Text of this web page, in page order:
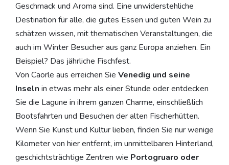
Geschmack und Aroma sind. Eine unwiderstehliche
Destination für alle, die gutes Essen und guten Wein zu
schätzen wissen, mit thematischen Veranstaltungen, die
auch im Winter Besucher aus ganz Europa anziehen. Ein
Beispiel? Das jährliche Fischfest.
Von Caorle aus erreichen Sie Venedig und seine
Inseln in etwas mehr als einer Stunde oder entdecken
Sie die Lagune in ihrem ganzen Charme, einschließlich
Bootsfahrten und Besuchen der alten Fischerhütten.
Wenn Sie Kunst und Kultur lieben, finden Sie nur wenige
Kilometer von hier entfernt, im unmittelbaren Hinterland,
geschichtsträchtige Zentren wie Portogruaro oder